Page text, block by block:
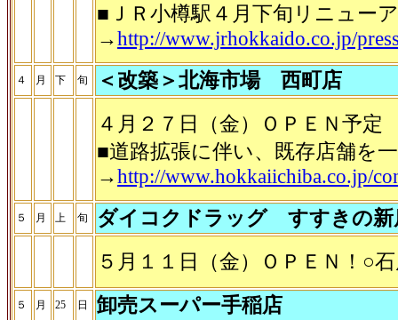
■ＪＲ小樽駅４月下旬リニュー
→http://www.jrhokkaido.co.jp/
４ 月 下 旬
＜改築＞北海市場 西町店
４月２７日（金）ＯＰＥＮ予定
■道路拡張に伴い、既存店舗を
→http://www.hokkaiichiba.co.jp/
５ 月 上 旬
ダイコクドラッグ すすきの新
５月１１日（金）ＯＰＥＮ！○
５ 月 25 日 卸売スーパー手稲店